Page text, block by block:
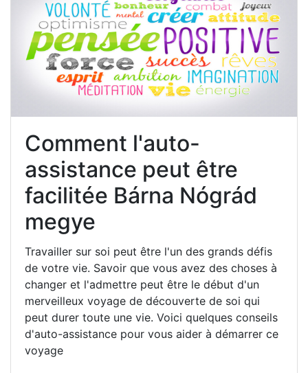
Comment l'auto-
assistance peut être
facilitée Bárna Nógrád
megye
Travailler sur soi peut être l'un des grands défis
de votre vie. Savoir que vous avez des choses à
changer et l'admettre peut être le début d'un
merveilleux voyage de découverte de soi qui
peut durer toute une vie. Voici quelques conseils
d'auto-assistance pour vous aider à démarrer ce
voyage